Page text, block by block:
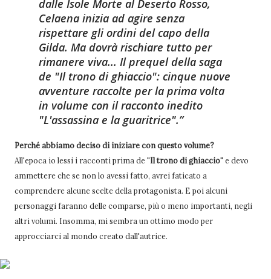
dalle Isole Morte al Deserto Rosso,
Celaena inizia ad agire senza
rispettare gli ordini del capo della
Gilda. Ma dovrà rischiare tutto per
rimanere viva... Il prequel della saga
de "Il trono di ghiaccio": cinque nuove
avventure raccolte per la prima volta
in volume con il racconto inedito
"L'assassina e la guaritrice".
Perché abbiamo deciso di iniziare con questo volume?
All'epoca io lessi i racconti prima de "Il trono di ghiaccio" e devo
ammettere che se non lo avessi fatto, avrei faticato a
comprendere alcune scelte della protagonista. E poi alcuni
personaggi faranno delle comparse, più o meno importanti, negli
altri volumi. Insomma, mi sembra un ottimo modo per
approcciarci al mondo creato dall'autrice.